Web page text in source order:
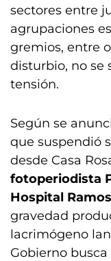
sectores entre
agrupaciones
gremios, entre
disturbio, no se
tensión.
Según se
que suspendió
desde Casa
fotoperiodista
Hospital
gravedad
lacrimógeno
Gobierno